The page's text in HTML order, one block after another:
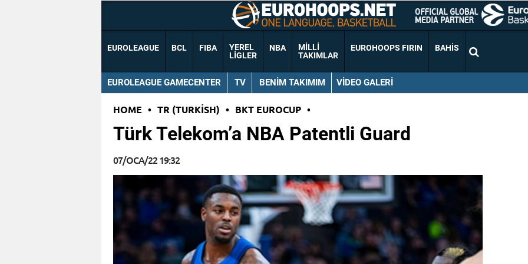
EUROLEAGUE BCL FIBA
YEREL
LIGLER
NBA
MILLI
TAKIMLAR
EUROHOOPS FIRIN BAHIS
EUROLEAGUE GAMECENTER TV BENIM TAKIMIM VIDEO GALERI
HOME • TR (TURKISH) • BKT EUROCUP •
Türk Telekom’a NBA Patentli Guard
07/OCA/22 19:32